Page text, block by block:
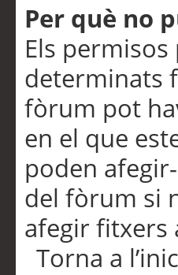
Per què no
Els
determinats
fòrum pot
en el que
poden
del fòrum si
afegir fitxers
Torna a